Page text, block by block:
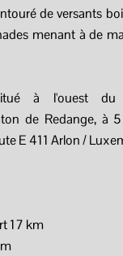
de versants
menant à de
à l'ouest du
de Redange, à
E 411 Arlon /
17 km